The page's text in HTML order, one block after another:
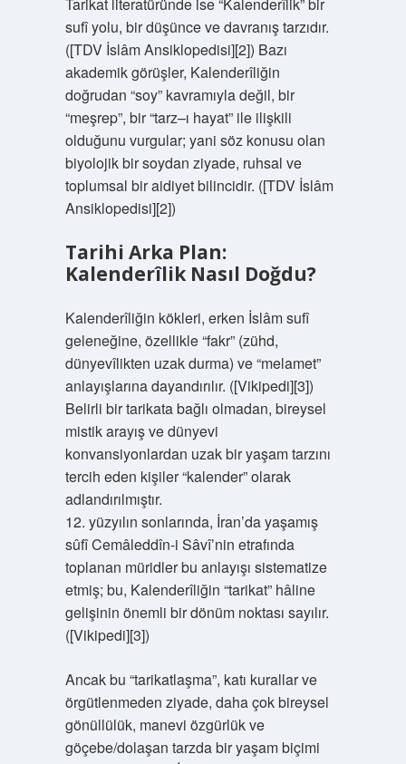
sufî yolu, bir düşünce ve davranış tarzıdır.
([TDV İslâm Ansiklopedisi][2]) Bazı
akademik görüşler, Kalenderîliğin
doğrudan “soy” kavramıyla değil, bir
“meşrep”, bir “tarz–ı hayat” ile ilişkili
olduğunu vurgular; yani söz konusu olan
biyolojik bir soydan ziyade, ruhsal ve
toplumsal bir aidiyet bilincidir. ([TDV İslâm
Ansiklopedisi][2])
Tarihi Arka Plan:
Kalenderîlik Nasıl Doğdu?
Kalenderîliğin kökleri, erken İslâm sufî
geleneğine, özellikle “fakr” (zühd,
dünyevîlikten uzak durma) ve “melamet”
anlayışlarına dayandırılır. ([Vikipedi][3])
Belirli bir tarikata bağlı olmadan, bireysel
mistik arayış ve dünyevi
konvansiyonlardan uzak bir yaşam tarzını
tercih eden kişiler “kalender” olarak
adlandırılmıştır.
12. yüzyılın sonlarında, İran’da yaşamış
sûfî Cemâleddîn-i Sâvî’nin etrafında
toplanan müridler bu anlayışı sistematize
etmiş; bu, Kalenderîliğin “tarikat” hâline
gelişinin önemli bir dönüm noktası sayılır.
([Vikipedi][3])
Ancak bu “tarikatlaşma”, katı kurallar ve
örgütlenmeden ziyade, daha çok bireysel
gönüllülük, manevi özgürlük ve
göçebe/dolaşan tarzda bir yaşam biçimi